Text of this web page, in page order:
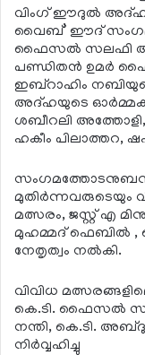
വിംഗ് ഈദുല്‍
വൈബ്’ ഈദ് സംഗമം
ഫൈസല്‍ സലഫി
പണ്ഡിതന്‍ ഉമര്‍
ഇബ്‌റാഹിം
അദ്ഹയുടെ
ശബീറലി
ഹകീം പിലാത്തറ,
മുതിര്‍ന്നവരുടെയും
മത്സരം, ജസ്റ്റ് എ
മുഹമ്മദ് ഫെബില്‍
നേതൃത്വം നല്‍കി.
വിവിധ
കെ.ടി. ഫൈസല്‍
നന്തി, കെ.ടി.
നിര്‍വ്വഹിച്ചു